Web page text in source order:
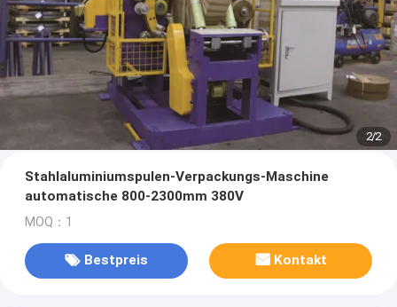
2/2
Stahlaluminiumspulen-Verpackungs-Maschine
automatische 800-2300mm 380V
MOQ：1
Bestpreis Kontakt